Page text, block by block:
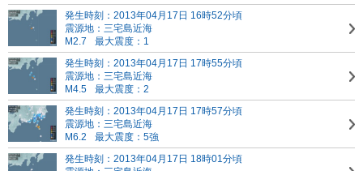
発生時刻：2013年04月17日 16時52分頃
震源地：三宅島近海
M2.7
最大震度：1
発生時刻：2013年04月17日 17時55分頃
震源地：三宅島近海
M4.5
最大震度：2
発生時刻：2013年04月17日 17時57分頃
震源地：三宅島近海
M6.2
最大震度：5強
発生時刻：2013年04月17日 18時01分頃